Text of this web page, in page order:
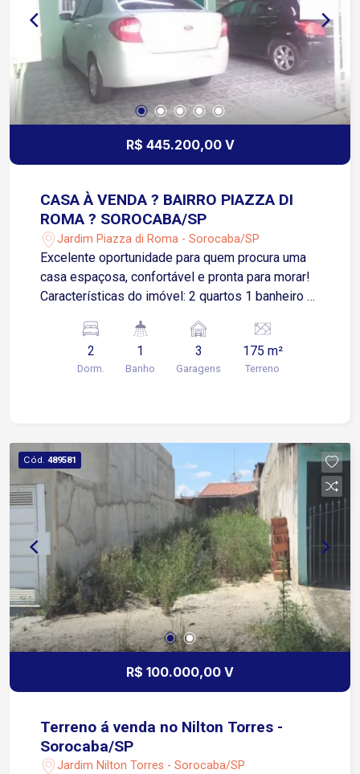
R$ 445.200,00 V
CASA À VENDA ? BAIRRO PIAZZA DI
ROMA ? SOROCABA/SP
Jardim Piazza di Roma - Sorocaba/SP
Excelente oportunidade para quem procura uma
casa espaçosa, confortável e pronta para morar!
Características do imóvel: 2 quartos 1 banheiro +
Terreno de 175 m² 160 m² de área construída
Localizada no bairro Piazza di Roma, em
Sorocaba, uma região tranquila e com fácil
2
Dorm.
1
Banho
3
Garagens
175 m²
Terreno
Cód. 489581
R$ 100.000,00 V
Terreno á venda no Nilton Torres -
Sorocaba/SP
Jardim Nilton Torres - Sorocaba/SP